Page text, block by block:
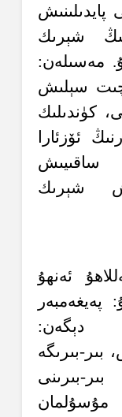
شېرىك
مەسىلەن:
سېلىش
كۈندىلىك
ئۆزئارا
ساقىيىش
شېرىك
ئەنھۇ
پەيغەمبەر
دېگەن:
بىر-بىرىگە
بىرىنى